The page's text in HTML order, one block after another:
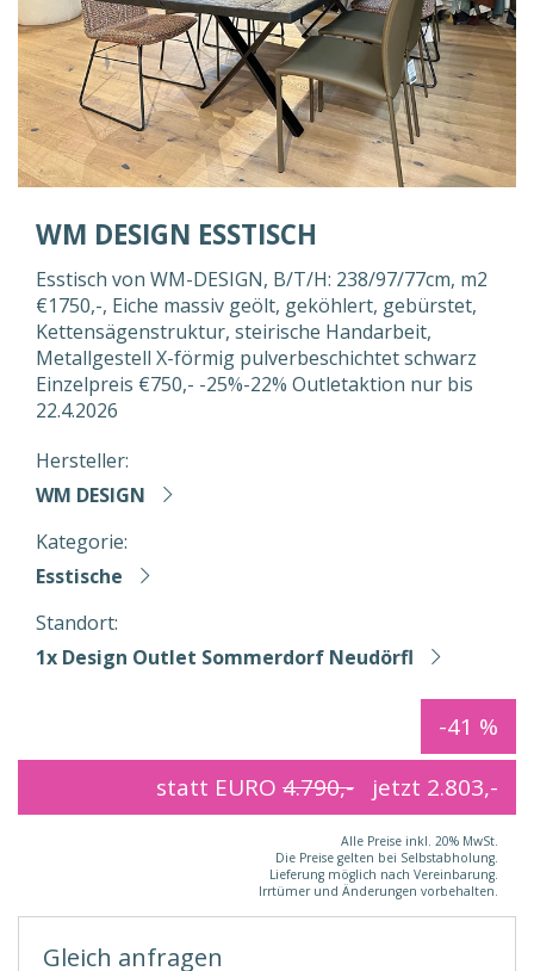
WM DESIGN ESSTISCH
Esstisch von WM-DESIGN, B/T/H: 238/97/77cm, m2
€1750,-, Eiche massiv geölt, geköhlert, gebürstet,
Kettensägenstruktur, steirische Handarbeit,
Metallgestell X-förmig pulverbeschichtet schwarz
Einzelpreis €750,- -25%-22% Outletaktion nur bis
22.4.2026
Hersteller:
WM DESIGN
Kategorie:
Esstische
Standort:
1x Design Outlet Sommerdorf Neudörfl
-41 %
statt EURO 4.790,- jetzt 2.803,-
Alle Preise inkl. 20% MwSt.
Die Preise gelten bei Selbstabholung.
Lieferung möglich nach Vereinbarung.
Irrtümer und Änderungen vorbehalten.
Gleich anfragen